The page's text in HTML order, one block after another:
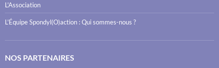
L'Association
L'Équipe Spondyl(O)action : Qui sommes-nous ?
NOS PARTENAIRES